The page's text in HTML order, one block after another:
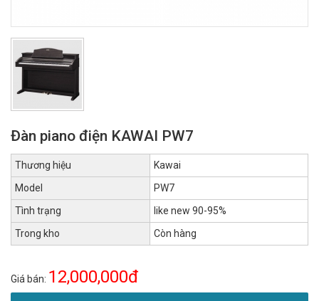
Đàn piano điện KAWAI PW7
Thương hiệu
Kawai
Model
PW7
Tình trạng
like new 90-95%
Trong kho
Còn hàng
Giá bán: 12,000,000đ